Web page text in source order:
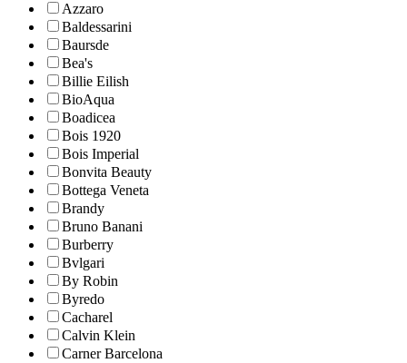
Azzaro
Baldessarini
Baursde
Bea's
Billie Eilish
BioAqua
Boadicea
Bois 1920
Bois Imperial
Bonvita Beauty
Bottega Veneta
Brandy
Bruno Banani
Burberry
Bvlgari
By Robin
Byredo
Cacharel
Calvin Klein
Carner Barcelona